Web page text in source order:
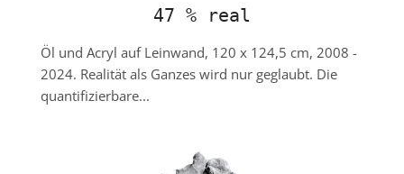
47 % real
Öl und Acryl auf Leinwand, 120 x 124,5 cm, 2008 -
2024. Realität als Ganzes wird nur geglaubt. Die
quantifizierbare...